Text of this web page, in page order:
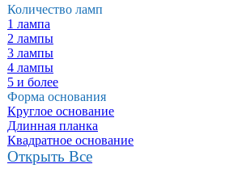
Количество ламп
1 лампа
2 лампы
3 лампы
4 лампы
5 и более
Форма основания
Круглое основание
Длинная планка
Квадратное основание
Открыть Все